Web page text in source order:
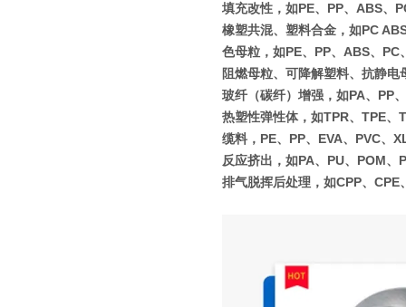
填充改性，如PE、PP、ABS、
橡塑共混、塑料合金，如PC
色母粒，如PE、PP、ABS、PC
阻燃母粒、可降解塑料、抗静电
玻纤（碳纤）增强，如PA、PP
热塑性弹性体，如TPR、TPE、
缆料，PE、PP、EVA、PVC、
反应挤出，如PA、PU、POM、
排气脱挥后处理，如CPP、